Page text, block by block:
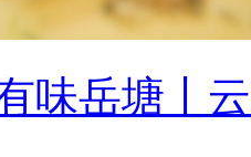
味岳塘丨